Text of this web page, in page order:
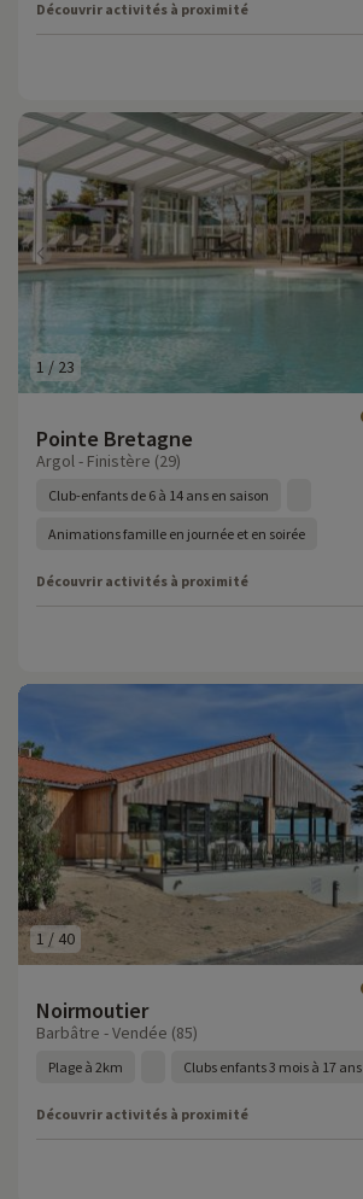
Découvrir activités à proximité
1 / 23
Pointe Bretagne
Argol - Finistère (29)
Club-enfants de 6 à 14 ans en saison
Animations famille en journée et en soirée
Découvrir activités à proximité
1 / 40
Noirmoutier
Barbâtre - Vendée (85)
Plage à 2km Clubs enfants 3 mois à 17 ans
Découvrir activités à proximité